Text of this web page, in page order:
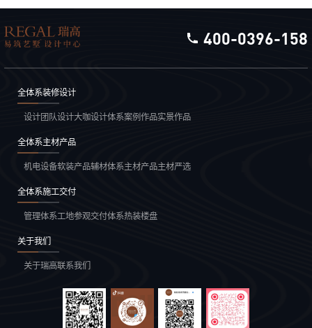
400-0396-158
全体系装修设计
设计团队设计大咖设计体系案例作品实景作品
全体系主材产品
机电设备软装产品辅材体系主材产品主材严选
全体系施工交付
管理体系工地参观交付体系热装楼盘
关于我们
关于瑞高联系我们